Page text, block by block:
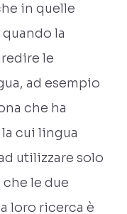
in quelle
la
le
ad esempio
che ha
cui lingua
utilizzare solo
le due
loro ricerca è